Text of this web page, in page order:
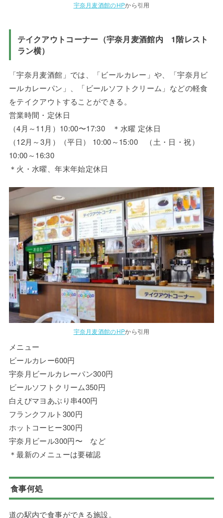
宇奈月麦酒館のHPから引用
テイクアウトコーナー（宇奈月麦酒館内 1階レスト
ラン横）
「宇奈月麦酒館」では、「ビールカレー」や、「宇奈月ビ
ールカレーパン」、「ビールソフトクリーム」などの軽食
をテイクアウトすることができる。
営業時間・定休日
（4月～11月）10:00〜17:30 ＊水曜 定休日
（12月～3月）（平日） 10:00～15:00 （土・日・祝）
10:00～16:30
＊火・水曜、年末年始定休日
宇奈月麦酒館のHPから引用
メニュー
ビールカレー600円
宇奈月ビールカレーパン300円
ビールソフトクリーム350円
白えびマヨあぶり串400円
フランクフルト300円
ホットコーヒー300円
宇奈月ビール300円〜 など
＊最新のメニューは要確認
食事何処
道の駅内で食事ができる施設。